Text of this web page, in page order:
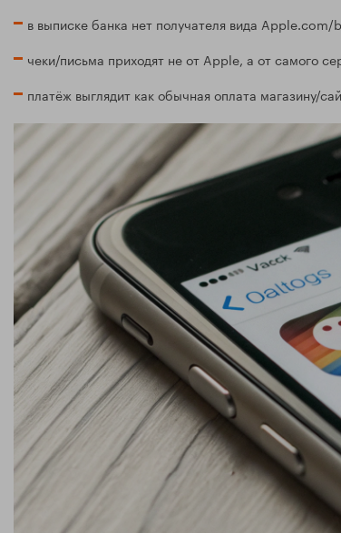
в выписке банка нет получателя вида
чеки/письма приходят не от Apple, а от самого
платёж выглядит как обычная оплата магазину/